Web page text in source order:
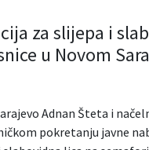
za slijepa i
u Novom
Adnan Šteta i
pokretanju javne